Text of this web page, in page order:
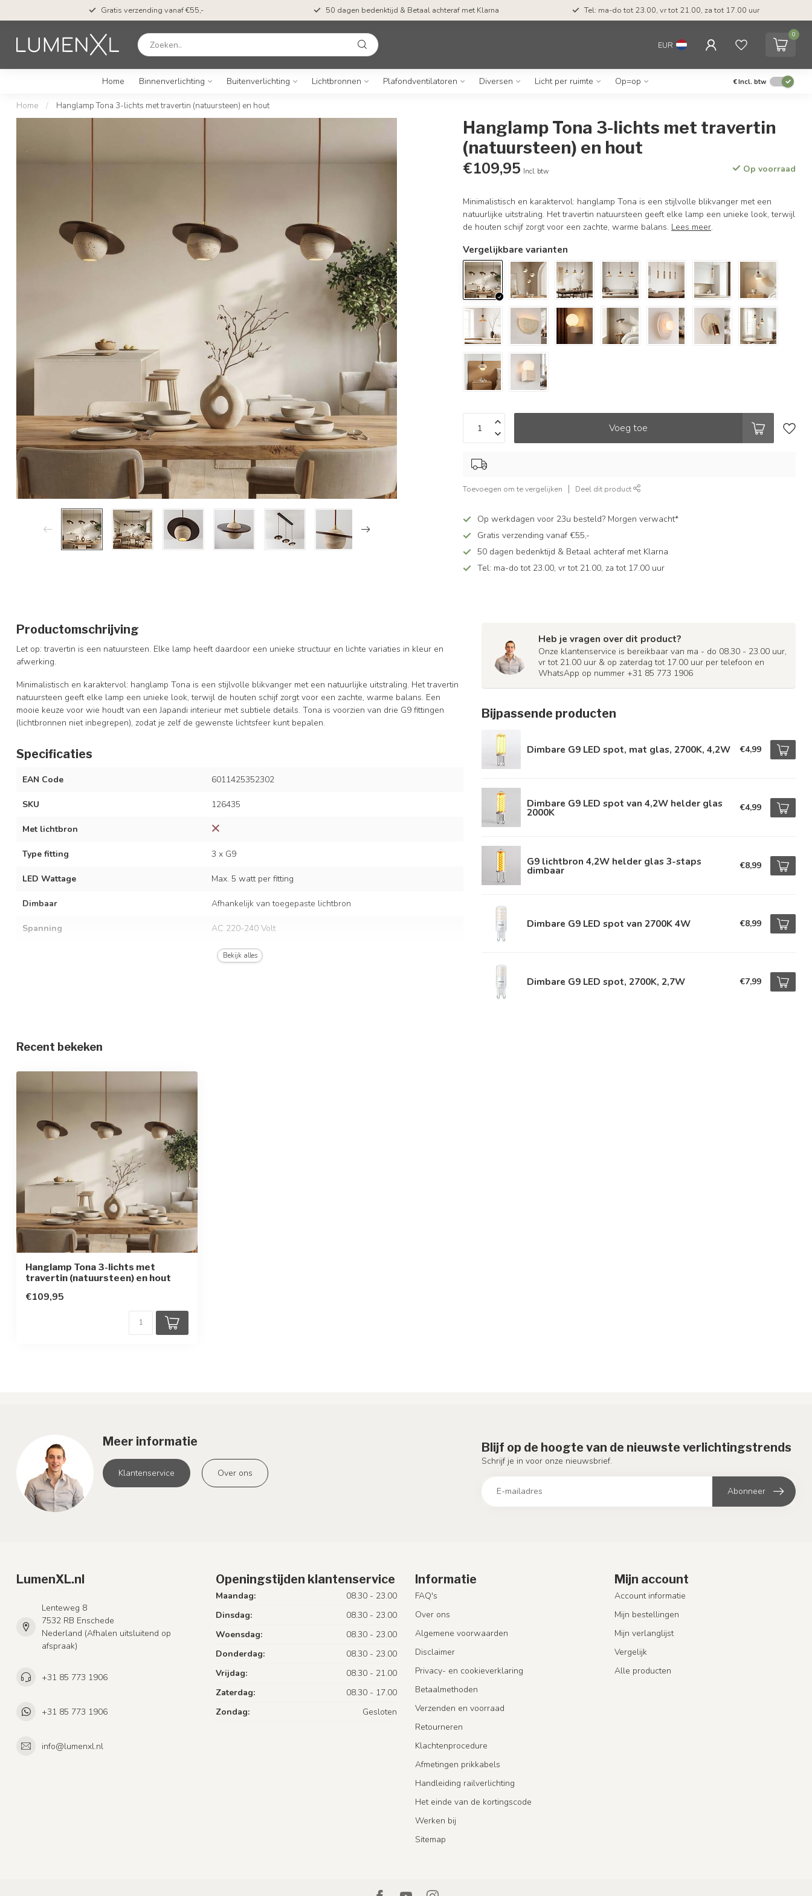
Gratis verzending vanaf €55,- 50 dagen bedenktijd & Betaal achteraf met Klarna Tel: ma-do tot 23.00, vr tot 21.00, za tot 17.00 uur
EUR
0
Home Binnenverlichting Buitenverlichting Lichtbronnen Plafondventilatoren Diversen Licht per ruimte Op=op €Incl. btw
Home / Hanglamp Tona 3-lichts met travertin (natuursteen) en hout
Hanglamp Tona 3-lichts met travertin
(natuursteen) en hout
€109,95 Incl. btw Op voorraad
Minimalistisch en karaktervol: hanglamp Tona is een stijlvolle blikvanger met een
natuurlijke uitstraling. Het travertin natuursteen geeft elke lamp een unieke look, terwijl
de houten schijf zorgt voor een zachte, warme balans. Lees meer.
Vergelijkbare varianten
Voeg toe
Toevoegen om te vergelijken Deel dit product
Op werkdagen voor 23u besteld? Morgen verwacht*
Gratis verzending vanaf €55,-
50 dagen bedenktijd & Betaal achteraf met Klarna
Tel: ma-do tot 23.00, vr tot 21.00, za tot 17.00 uur
Productomschrijving
Let op: travertin is een natuursteen. Elke lamp heeft daardoor een unieke structuur en lichte variaties in kleur en
afwerking.
Minimalistisch en karaktervol: hanglamp Tona is een stijlvolle blikvanger met een natuurlijke uitstraling. Het travertin
natuursteen geeft elke lamp een unieke look, terwijl de houten schijf zorgt voor een zachte, warme balans. Een
mooie keuze voor wie houdt van een Japandi interieur met subtiele details. Tona is voorzien van drie G9 fittingen
(lichtbronnen niet inbegrepen), zodat je zelf de gewenste lichtsfeer kunt bepalen.
Specificaties
EAN Code 6011425352302
SKU 126435
Met lichtbron
Type fitting 3 x G9
LED Wattage Max. 5 watt per fitting
Dimbaar Afhankelijk van toegepaste lichtbron
Spanning AC 220-240 Volt
50/60 Hz
In hoogte verstelbaar
Bekijk alles
Heb je vragen over dit product?
Onze klantenservice is bereikbaar van ma - do 08.30 - 23.00 uur,
vr tot 21.00 uur & op zaterdag tot 17.00 uur per telefoon en
WhatsApp op nummer +31 85 773 1906
Bijpassende producten
Dimbare G9 LED spot, mat glas, 2700K, 4,2W €4,99
Dimbare G9 LED spot van 4,2W helder glas
2000K €4,99
G9 lichtbron 4,2W helder glas 3-staps
dimbaar €8,99
Dimbare G9 LED spot van 2700K 4W €8,99
Dimbare G9 LED spot, 2700K, 2,7W €7,99
Recent bekeken
Hanglamp Tona 3-lichts met
travertin (natuursteen) en hout
€109,95
Meer informatie
Klantenservice Over ons
Blijf op de hoogte van de nieuwste verlichtingstrends
Schrijf je in voor onze nieuwsbrief.
Abonneer
LumenXL.nl
Lenteweg 8
7532 RB Enschede
Nederland (Afhalen uitsluitend op
afspraak)
+31 85 773 1906
+31 85 773 1906
info@lumenxl.nl
Openingstijden klantenservice
Maandag:
08.30 - 23.00
Dinsdag:
08.30 - 23.00
Woensdag:
08.30 - 23.00
Donderdag:
08.30 - 23.00
Vrijdag:
08.30 - 21.00
Zaterdag:
08.30 - 17.00
Zondag:
Gesloten
Informatie
FAQ's
Over ons
Algemene voorwaarden
Disclaimer
Privacy- en cookieverklaring
Betaalmethoden
Verzenden en voorraad
Retourneren
Klachtenprocedure
Afmetingen prikkabels
Handleiding railverlichting
Het einde van de kortingscode
Werken bij
Sitemap
Mijn account
Account informatie
Mijn bestellingen
Mijn verlanglijst
Vergelijk
Alle producten